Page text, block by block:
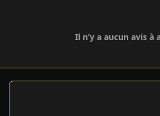
Il n’y a aucun avis à